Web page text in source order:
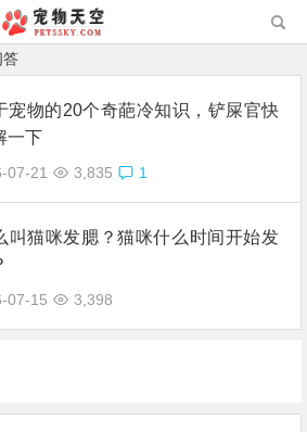
答
宠物的20个奇葩冷知识，铲屎官快
一下
07-21 3,835 1
叫猫咪发腮？猫咪什么时间开始发
07-15 3,398